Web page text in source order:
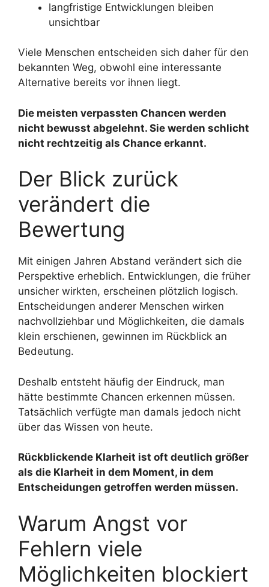
langfristige Entwicklungen bleiben
unsichtbar
Viele Menschen entscheiden sich daher für den
bekannten Weg, obwohl eine interessante
Alternative bereits vor ihnen liegt.
Die meisten verpassten Chancen werden
nicht bewusst abgelehnt. Sie werden schlicht
nicht rechtzeitig als Chance erkannt.
Der Blick zurück
verändert die
Bewertung
Mit einigen Jahren Abstand verändert sich die
Perspektive erheblich. Entwicklungen, die früher
unsicher wirkten, erscheinen plötzlich logisch.
Entscheidungen anderer Menschen wirken
nachvollziehbar und Möglichkeiten, die damals
klein erschienen, gewinnen im Rückblick an
Bedeutung.
Deshalb entsteht häufig der Eindruck, man
hätte bestimmte Chancen erkennen müssen.
Tatsächlich verfügte man damals jedoch nicht
über das Wissen von heute.
Rückblickende Klarheit ist oft deutlich größer
als die Klarheit in dem Moment, in dem
Entscheidungen getroffen werden müssen.
Warum Angst vor
Fehlern viele
Möglichkeiten blockiert